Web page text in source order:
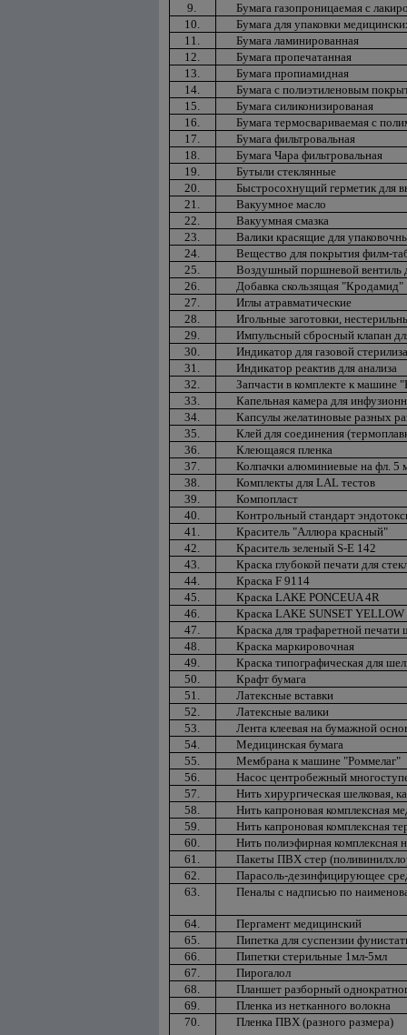
9.
Бумага газопроницаемая с
10.
Бумага для упаковки
11.
Бумага ламинированная
12.
Бумага пропечатанная
13.
Бумага пропиамидная
14.
Бумага с полиэтиленовым
15.
Бумага силиконизированая
16.
Бумага термосвариваемая с
17.
Бумага фильтровальная
18.
Бумага Чара фильтровальная
19.
Бутыли стеклянные
20.
Быстросохнущий герметик для
21.
Вакуумное масло
22.
Вакуумная смазка
23.
Валики красящие для
24.
Вещество для покрытия филм-
25.
Воздушный поршневой вентиль
26.
Добавка скользящая "Кродамид"
27.
Иглы атравматические
28.
Игольные заготовки,
29.
Импульсный сбросный клапан
30.
Индикатор для газовой
31.
Индикатор реактив для анализа
32.
Запчасти в комплекте к машине
33.
Капельная камера для
34.
Капсулы желатиновые разных
35.
Клей для соединения
36.
Клеющаяся пленка
37.
Колпачки алюминиевые на фл. 5
38.
Комплекты для LAL тестов
39.
Компопласт
40.
Контрольный стандарт
41.
Краситель "Аллюра красный"
42.
Краситель зеленый S-E 142
43.
Краска глубокой печати для
44.
Краска F 9114
45.
Краска LAKE PONCEUA 4R
46.
Краска LAKE SUNSET YELLOW
47.
Краска для трафаретной
48.
Краска маркировочная
49.
Краска типографическая для
50.
Крафт бумага
51.
Латексные вставки
52.
Латексные валики
53.
Лента клеевая на бумажной
54.
Медицинская бумага
55.
Мембрана к машине "Роммелаг"
56.
Насос центробежный
57.
Нить хирургическая шелковая,
58.
Нить капроновая комплексная
59.
Нить капроновая комплексная
60.
Нить полиэфирная комплексная
61.
Пакеты ПВХ стер
62.
Парасоль-дезинфицирующее
63.
Пеналы с надписью по
64.
Пергамент медицинский
65.
Пипетка для суспензии
66.
Пипетки стерильные 1мл-5мл
67.
Пирогалол
68.
Планшет разборный
69.
Пленка из нетканного волокна
70.
Пленка ПВХ (разного размера)